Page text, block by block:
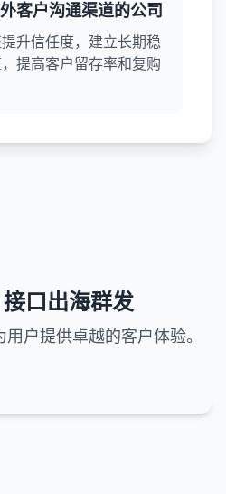
客户沟通渠道的公司
升信任度，建立长期稳
提高客户留存率和复购
口出海群发
户提供卓越的客户体验。